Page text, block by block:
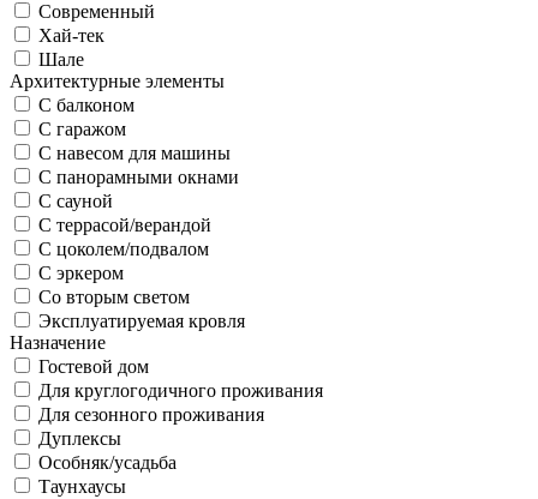
Современный
Хай-тек
Шале
Архитектурные элементы
С балконом
С гаражом
С навесом для машины
С панорамными окнами
С сауной
С террасой/верандой
С цоколем/подвалом
С эркером
Со вторым светом
Эксплуатируемая кровля
Назначение
Гостевой дом
Для круглогодичного проживания
Для сезонного проживания
Дуплексы
Особняк/усадьба
Таунхаусы